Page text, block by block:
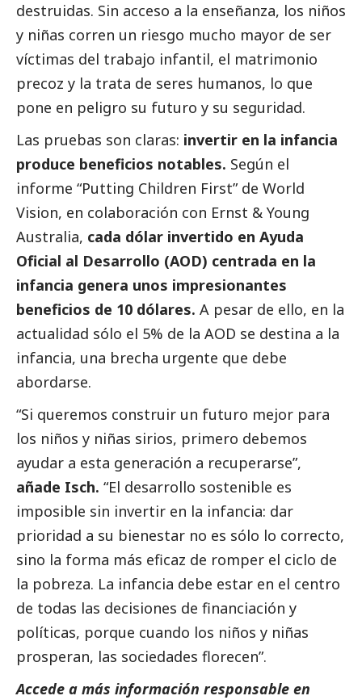
destruidas. Sin acceso a la enseñanza, los niños
y niñas corren un riesgo mucho mayor de ser
víctimas del trabajo infantil, el matrimonio
precoz y la trata de seres humanos, lo que
pone en peligro su futuro y su seguridad.
Las pruebas son claras: invertir en la infancia
produce beneficios notables. Según el
informe “Putting Children First”de World
Vision, en colaboración con Ernst & Young
Australia, cada dólar invertido en Ayuda
Oficial al Desarrollo (AOD) centrada en la
infancia genera unos impresionantes
beneficios de 10 dólares. A pesar de ello, en la
actualidad sólo el 5% de la AOD se destina a la
infancia, una brecha urgente que debe
abordarse.
“Si queremos construir un futuro mejor para
los niños y niñas sirios, primero debemos
ayudar a esta generación a recuperarse”,
añade Isch. “El desarrollo sostenible es
imposible sin invertir en la infancia: dar
prioridad a su bienestar no es sólo lo correcto,
sino la forma más eficaz de romper el ciclo de
la pobreza. La infancia debe estar en el centro
de todas las decisiones de financiación y
políticas, porque cuando los niños y niñas
prosperan, las sociedades florecen”.
Accede a más información responsable en